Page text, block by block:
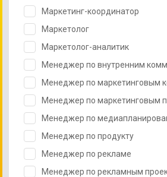
Маркетинг-координатор
Маркетолог
Маркетолог-аналитик
Менеджер по внутренним
Менеджер по маркетинговым
Менеджер по маркетинговым
Менеджер по
Менеджер по продукту
Менеджер по рекламе
Менеджер по рекламным